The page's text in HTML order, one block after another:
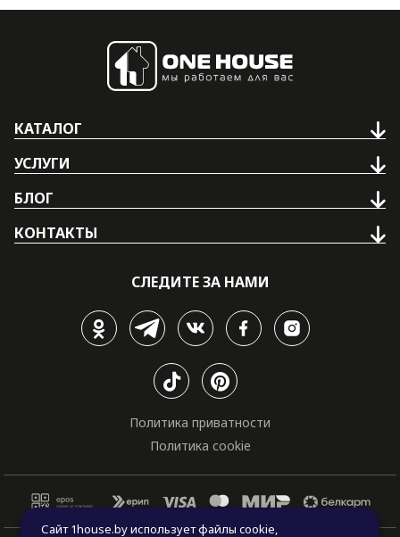
КАТАЛОГ
УСЛУГИ
БЛОГ
КОНТАКТЫ
СЛЕДИТЕ ЗА НАМИ
Политика приватности
Политика cookie
Сайт 1house.by использует файлы cookie,